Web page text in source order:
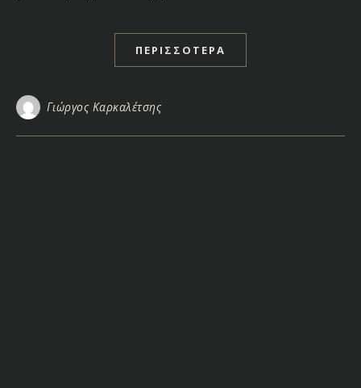
ΠΕΡΙΣΣΌΤΕΡΑ
Γιώργος Καρκαλέτσης